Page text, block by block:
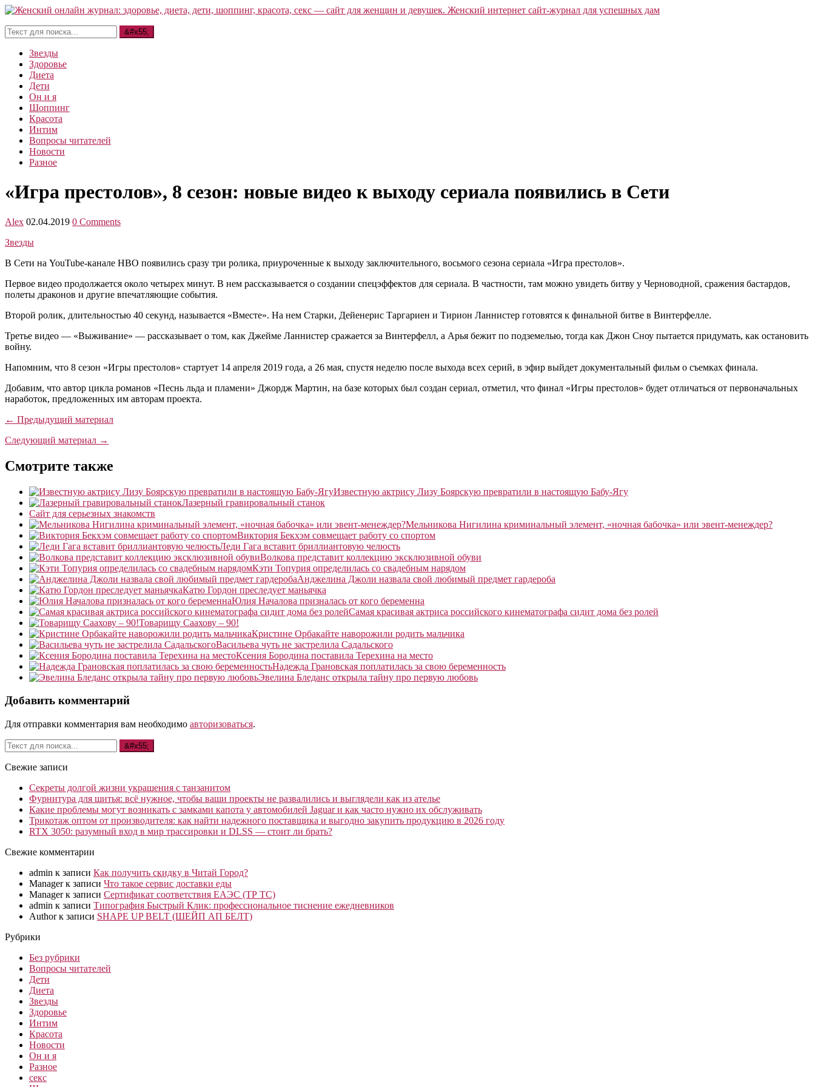
Звезды
Здоровье
Диета
Дети
Он и я
Шоппинг
Красота
Интим
Вопросы читателей
Новости
Разное
«Игра престолов», 8 сезон: новые видео к выходу сериала появились в Сети
Alex 02.04.2019 0 Comments
Звезды
В Сети на YouTube-канале HBO появились сразу три ролика, приуроченные к выходу заключительного, восьмого сезона сериала «Игра престолов».
Первое видео продолжается около четырех минут. В нем рассказывается о создании спецэффектов для сериала. В частности, там можно увидеть битву у Черноводной, сражения бастардов,
полеты драконов и другие впечатляющие события.
Второй ролик, длительностью 40 секунд, называется «Вместе». На нем Старки, Дейенерис Таргариен и Тирион Ланнистер готовятся к финальной битве в Винтерфелле.
Третье видео — «Выживание» — рассказывает о том, как Джейме Ланнистер сражается за Винтерфелл, а Арья бежит по подземелью, тогда как Джон Сноу пытается придумать, как остановить
войну.
Напомним, что 8 сезон «Игры престолов» стартует 14 апреля 2019 года, а 26 мая, спустя неделю после выхода всех серий, в эфир выйдет документальный фильм о съемках финала.
Добавим, что автор цикла романов «Песнь льда и пламени» Джордж Мартин, на базе которых был создан сериал, отметил, что финал «Игры престолов» будет отличаться от первоначальных
наработок, предложенных им авторам проекта.
← Предыдущий материал
Следующий материал →
Смотрите также
Известную актрису Лизу Боярскую превратили в настоящую Бабу-Ягу
Лазерный гравировальный станок
Сайт для серьезных знакомств
Мельникова Нигилина криминальный элемент, «ночная бабочка» или эвент-менеждер?
Виктория Бекхэм совмещает работу со спортом
Леди Гага вставит бриллиантовую челюсть
Волкова представит коллекцию эксклюзивной обуви
Кэти Топурия определилась со свадебным нарядом
Анджелина Джоли назвала свой любимый предмет гардероба
Катю Гордон преследует маньячка
Юлия Началова призналась от кого беременна
Самая красивая актриса российского кинематографа сидит дома без ролей
Товарищу Саахову – 90!
Кристине Орбакайте наворожили родить мальчика
Васильева чуть не застрелила Садальского
Ксения Бородина поставила Терехина на место
Надежда Грановская поплатилась за свою беременность
Эвелина Бледанс открыла тайну про первую любовь
Добавить комментарий
Для отправки комментария вам необходимо авторизоваться.
Свежие записи
Секреты долгой жизни украшения с танзанитом
Фурнитура для шитья: всё нужное, чтобы ваши проекты не развалились и выглядели как из ателье
Какие проблемы могут возникать с замками капота у автомобилей Jaguar и как часто нужно их обслуживать
Трикотаж оптом от производителя: как найти надежного поставщика и выгодно закупить продукцию в 2026 году
RTX 3050: разумный вход в мир трассировки и DLSS — стоит ли брать?
Свежие комментарии
admin к записи Как получить скидку в Читай Город?
Managerк записи Что такое сервис доставки еды
Managerк записи Сертификат соответствия ЕАЭС (ТР ТС)
admin к записи Типография Быстрый Клик: профессиональное тиснение ежедневников
Authorк записи SHAPE UP BELT (ШЕЙП АП БЕЛТ)
Рубрики
Без рубрики
Вопросы читателей
Дети
Диета
Звезды
Здоровье
Интим
Красота
Новости
Он и я
Разное
секс